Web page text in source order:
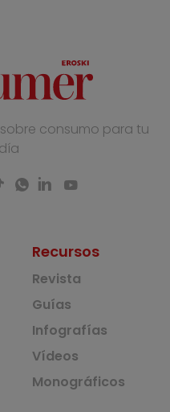
consumo para tu
Recursos
Revista
Guías
Infografías
Vídeos
Monográficos